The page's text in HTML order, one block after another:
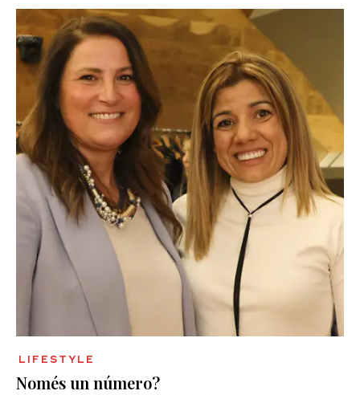
LIFESTYLE
Només un número?